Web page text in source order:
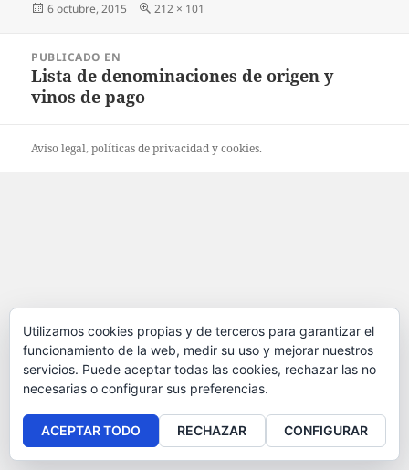
Publicado
6 octubre, 2015
Tamaño
212 × 101
entradas
PUBLICADO EN
Lista de denominaciones de origen y
vinos de pago
Aviso legal, políticas deprivacidadycookies.
Utilizamos cookies propias y de terceros para garantizar el
funcionamiento de la web, medir su uso y mejorar nuestros
servicios. Puede aceptar todas las cookies, rechazar las no
necesarias o configurar sus preferencias.
ACEPTAR TODO RECHAZAR CONFIGURAR